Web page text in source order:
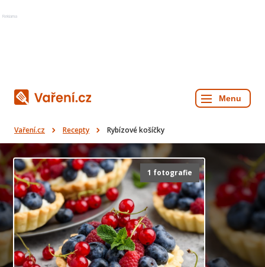
Reklama
Vaření.cz Recepty Rybízové košíčky
1 fotografie